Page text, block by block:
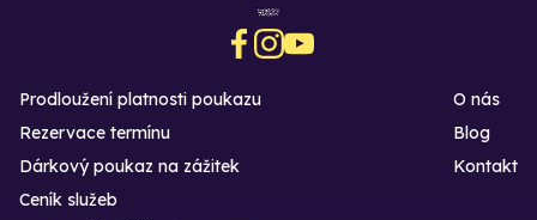
Prodloužení platnosti poukazu
Rezervace termínu
Dárkový poukaz na zážitek
O nás
Blog
Kontakt
Ceník služeb